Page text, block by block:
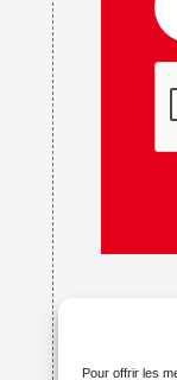
Pour offrir les